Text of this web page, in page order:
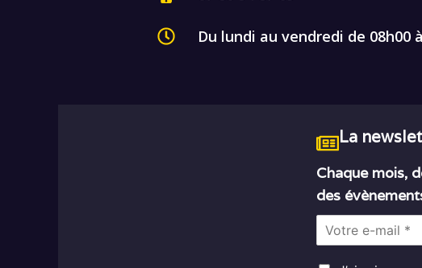
Du lundi au vendredi de 08h00
La
Chaque mois,
des